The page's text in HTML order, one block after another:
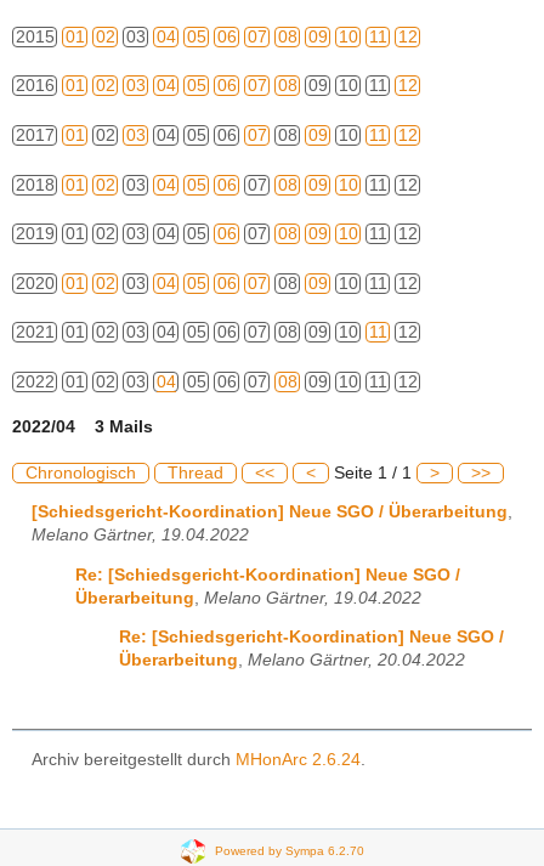
2015 01 02 03 04 05 06 07 08 09 10 11 12
2016 01 02 03 04 05 06 07 08 09 10 11 12
2017 01 02 03 04 05 06 07 08 09 10 11 12
2018 01 02 03 04 05 06 07 08 09 10 11 12
2019 01 02 03 04 05 06 07 08 09 10 11 12
2020 01 02 03 04 05 06 07 08 09 10 11 12
2021 01 02 03 04 05 06 07 08 09 10 11 12
2022 01 02 03 04 05 06 07 08 09 10 11 12
2022/04 3 Mails
Chronologisch Thread << < Seite 1 / 1 > >>
[Schiedsgericht-Koordination] Neue SGO / Überarbeitung,
Melano Gärtner, 19.04.2022
Re: [Schiedsgericht-Koordination] Neue SGO /
Überarbeitung Melano Gärtner, 19.04.2022
Re: [Schiedsgericht-Koordination] Neue SGO /
Überarbeitung, Melano Gärtner, 20.04.2022
Archiv bereitgestellt durch MHonArc 2.6.24.
Powered by Sympa 6.2.70